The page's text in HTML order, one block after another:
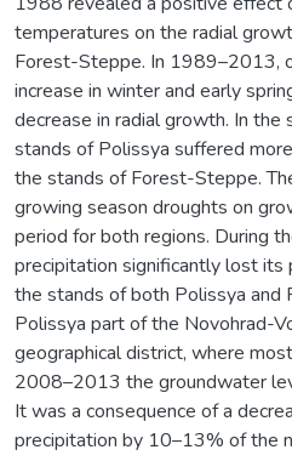
temperatures on the radial
Forest-Steppe. In 1989–2013,
increase in winter and early
decrease in radial growth. In the
stands of Polissya suffered
the stands of Forest-Steppe.
growing season droughts on
period for both regions. During
precipitation significantly lost
the stands of both Polissya and
Polissya part of the Novohrad-
geographical district, where
2008–2013 the groundwater
It was a consequence of a
precipitation by 10–13% of the